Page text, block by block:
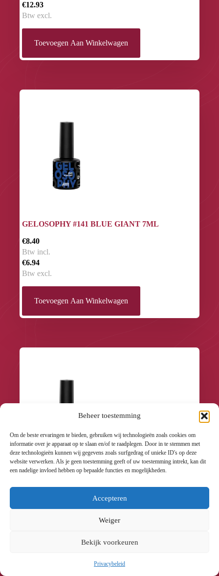
Beheer toestemming
Om de beste ervaringen te bieden, gebruiken wij technologieën zoals cookies om
informatie over je apparaat op te slaan en/of te raadplegen. Door in te stemmen met
deze technologieën kunnen wij gegevens zoals surfgedrag of unieke ID's op deze
website verwerken. Als je geen toestemming geeft of uw toestemming intrekt, kan dit
een nadelige invloed hebben op bepaalde functies en mogelijkheden.
Accepteren
Weiger
Bekijk voorkeuren
Privacybeleid
€12.93
Btw excl.
Toevoegen Aan Winkelwagen
GELOSOPHY #141 BLUE GIANT 7ML
€8.40
Btw incl.
€6.94
Btw excl.
Toevoegen Aan Winkelwagen
Btw incl.